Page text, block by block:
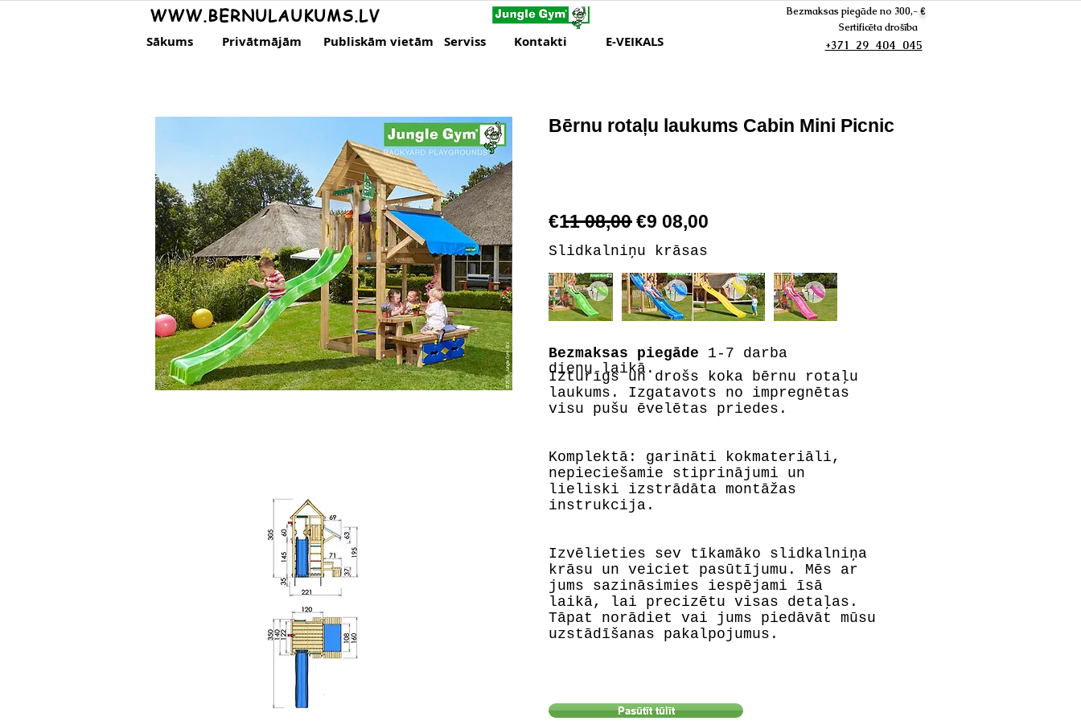
WWW.BERNULAUKUMS.LV
Sākums Privātmājām Publiskām vietām Serviss Kontakti E-VEIKALS
Bezmaksas piegāde no 300,- €
Sertificēta drošība
+371 29 404 045
Bērnu rotaļu laukums Cabin Mini Picnic
€11 08,00 €9 08,00
Slidkalniņu krāsas
Bezmaksas piegāde 1-7 darba
dienu laikā.
Izturīgs un drošs koka bērnu rotaļu
laukums. Izgatavots no impregnētas
visu pušu ēvelētas priedes.
Komplektā: garināti kokmateriāli,
nepieciešamie stiprinājumi un
lieliski izstrādāta montāžas
instrukcija.
Izvēlieties sev tīkamāko slidkalniņa
krāsu un veiciet pasūtījumu. Mēs ar
jums sazināsimies iespējami īsā
laikā, lai precizētu visas detaļas.
Tāpat norādiet vai jums piedāvāt mūsu
uzstādīšanas pakalpojumus.
Pasūtīt tūlīt